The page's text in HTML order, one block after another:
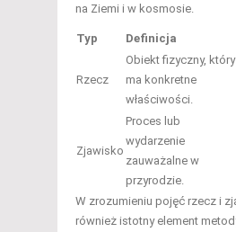
na Ziemi i w kosmosie.
Typ Definicja
Rzecz
Obiekt fizyczny, który
ma konkretne
właściwości.
Zjawisko
Proces lub
wydarzenie
zauważalne w
przyrodzie.
W zrozumieniu pojęć rzecz i
również istotny element